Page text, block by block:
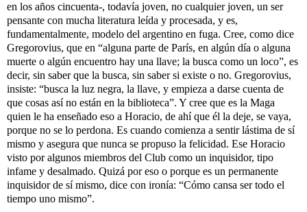
en los años cincuenta-, todavía joven, no cualquier joven, un ser
pensante con mucha literatura leída y procesada, y es,
fundamentalmente, modelo del argentino en fuga. Cree, como dice
Gregorovius, que en “alguna parte de París, en algún día o alguna
muerte o algún encuentro hay una llave; la busca como un loco”, es
decir, sin saber que la busca, sin saber si existe o no. Gregorovius,
insiste: “busca la luz negra, la llave, y empieza a darse cuenta de
que cosas así no están en la biblioteca”. Y cree que es la Maga
quien le ha enseñado eso a Horacio, de ahí que él la deje, se vaya,
porque no se lo perdona. Es cuando comienza a sentir lástima de sí
mismo y asegura que nunca se propuso la felicidad. Ese Horacio
visto por algunos miembros del Club como un inquisidor, tipo
infame y desalmado. Quizá por eso o porque es un permanente
inquisidor de sí mismo, dice con ironía: “Cómo cansa ser todo el
tiempo uno mismo”.